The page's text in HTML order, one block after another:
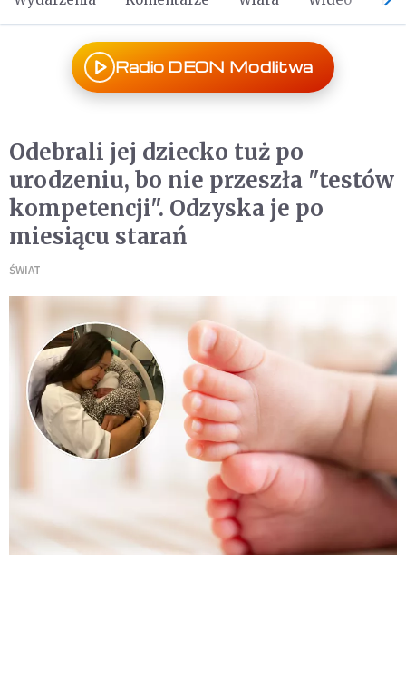
Radio DEON Modlitwa
Odebrali jej dziecko tuż po
urodzeniu, bo nie przeszła "testów
kompetencji". Odzyska je po
miesiącu starań
ŚWIAT